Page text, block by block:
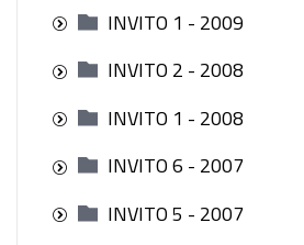
INVITO 1 - 2009
INVITO 2 - 2008
INVITO 1 - 2008
INVITO 6 - 2007
INVITO 5 - 2007